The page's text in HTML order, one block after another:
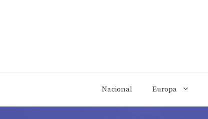
Nacional Europa